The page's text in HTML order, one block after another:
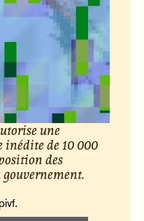
une
de 10 000
des